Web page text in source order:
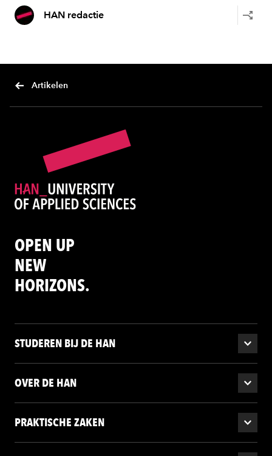
HAN redactie
Artikelen
OPEN UP
NEW
HORIZONS.
STUDEREN BIJ DE HAN
OVER DE HAN
PRAKTISCHE ZAKEN